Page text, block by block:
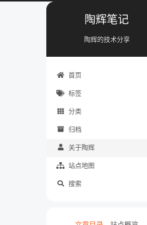
陶辉笔记
陶辉的技术分享
首页
标签
分类
归档
关于陶辉
站点地图
搜索